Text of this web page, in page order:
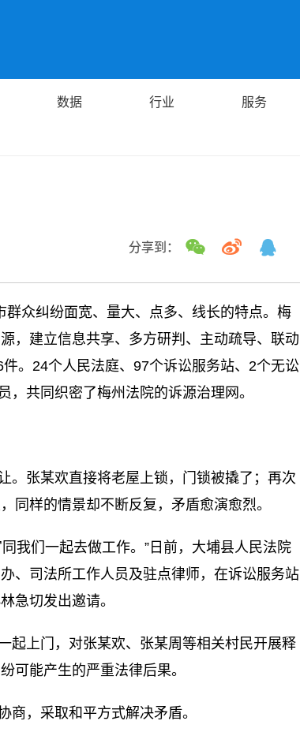
数据 行业 服务
分享到：
群众纠纷面宽、量大、点多、线长的特点。梅
，建立信息共享、多方研判、主动疏导、联动
。24个人民法庭、97个诉讼服务站、2个无讼
共同织密了梅州法院的诉源治理网。
。张某欢直接将老屋上锁，门锁被撬了；再次
同样的情景却不断反复，矛盾愈演愈烈。
我们一起去做工作。”日前，大埔县人民法院
、司法所工作人员及驻点律师，在诉讼服务站
急切发出邀请。
起上门，对张某欢、张某周等相关村民开展释
可能产生的严重法律后果。
商，采取和平方式解决矛盾。